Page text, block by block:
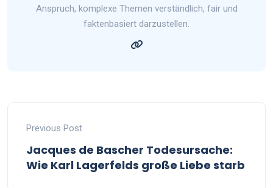
Anspruch, komplexe Themen verständlich, fair und
faktenbasiert darzustellen.
Previous Post
Jacques de Bascher Todesursache:
Wie Karl Lagerfelds große Liebe starb